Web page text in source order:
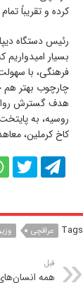
کرده و تقریباً تمام ابعاد روابط
فرهنگی، با
چارچوب بهتر هم
هدف گسترش
کاخ کرملین،
Tags عراقچی
قبل
همه